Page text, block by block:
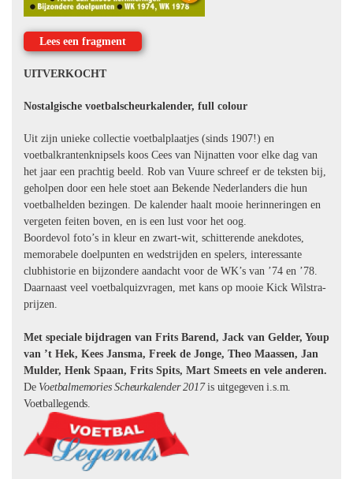
Lees een fragment
UITVERKOCHT
Nostalgische voetbalscheurkalender, full colour
Uit zijn unieke collectie voetbalplaatjes (sinds 1907!) en
voetbalkrantenknipsels koos Cees van Nijnatten voor elke dag van
het jaar een prachtig beeld. Rob van Vuure schreef er de teksten bij,
geholpen door een hele stoet aan Bekende Nederlanders die hun
voetbalhelden bezingen. De kalender haalt mooie herinneringen en
vergeten feiten boven, en is een lust voor het oog.
Boordevol foto’s in kleur en zwart-wit, schitterende anekdotes,
memorabele doelpunten en wedstrijden en spelers, interessante
clubhistorie en bijzondere aandacht voor de WK’s van ’74 en ’78.
Daarnaast veel voetbalquizvragen, met kans op mooie Kick Wilstra-
prijzen.
Met speciale bijdragen van Frits Barend, Jack van Gelder, Youp
van ’t Hek, Kees Jansma, Freek de Jonge, Theo Maassen, Jan
Mulder, Henk Spaan, Frits Spits, Mart Smeets en vele anderen.
De Voetbalmemories Scheurkalender 2017is uitgegeven i.s.m.
Voetballegends.